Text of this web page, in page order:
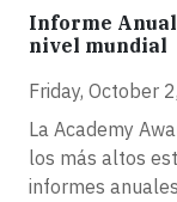
Informe Anual
nivel mundial
Friday, October
La Academy
los más altos
informes